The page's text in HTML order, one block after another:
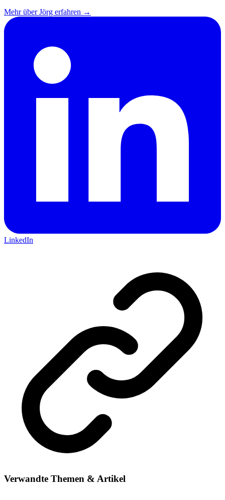
Mehr über Jörg erfahren →
LinkedIn
Verwandte Themen & Artikel